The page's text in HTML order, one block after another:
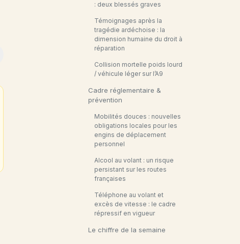
: deux blessés graves
Témoignages après la
tragédie ardéchoise : la
dimension humaine du droit à
réparation
Collision mortelle poids lourd
/ véhicule léger sur l’A9
Cadre réglementaire &
prévention
Mobilités douces : nouvelles
obligations locales pour les
engins de déplacement
personnel
Alcool au volant : un risque
persistant sur les routes
françaises
Téléphone au volant et
excès de vitesse : le cadre
répressif en vigueur
Le chiffre de la semaine